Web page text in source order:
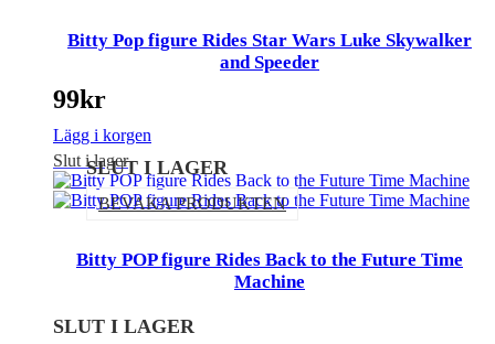
Bitty Pop figure Rides Star Wars Luke Skywalker
and Speeder
99kr
Lägg i korgen
Slut i lager
SLUT I LAGER
BEVAKA PRODUKTEN
Bitty POP figure Rides Back to the Future Time
Machine
SLUT I LAGER